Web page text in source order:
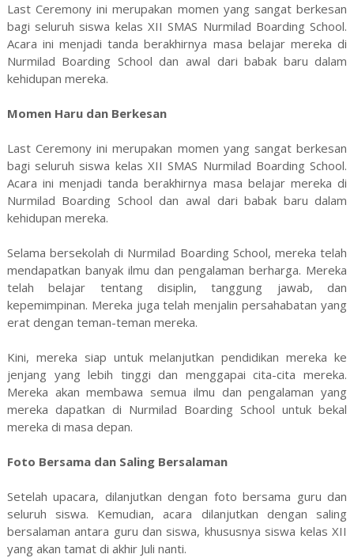
Last Ceremony ini merupakan momen yang sangat berkesan
bagi seluruh siswa kelas XII SMAS Nurmilad Boarding School.
Acara ini menjadi tanda berakhirnya masa belajar mereka di
Nurmilad Boarding School dan awal dari babak baru dalam
kehidupan mereka.
Momen Haru dan Berkesan
Last Ceremony ini merupakan momen yang sangat berkesan
bagi seluruh siswa kelas XII SMAS Nurmilad Boarding School.
Acara ini menjadi tanda berakhirnya masa belajar mereka di
Nurmilad Boarding School dan awal dari babak baru dalam
kehidupan mereka.
Selama bersekolah di Nurmilad Boarding School, mereka telah
mendapatkan banyak ilmu dan pengalaman berharga. Mereka
telah belajar tentang disiplin, tanggung jawab, dan
kepemimpinan. Mereka juga telah menjalin persahabatan yang
erat dengan teman-teman mereka.
Kini, mereka siap untuk melanjutkan pendidikan mereka ke
jenjang yang lebih tinggi dan menggapai cita-cita mereka.
Mereka akan membawa semua ilmu dan pengalaman yang
mereka dapatkan di Nurmilad Boarding School untuk bekal
mereka di masa depan.
Foto Bersama dan Saling Bersalaman
Setelah upacara, dilanjutkan dengan foto bersama guru dan
seluruh siswa. Kemudian, acara dilanjutkan dengan saling
bersalaman antara guru dan siswa, khususnya siswa kelas XII
yang akan tamat di akhir Juli nanti.